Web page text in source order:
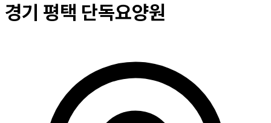
경기 평택 단독요양원